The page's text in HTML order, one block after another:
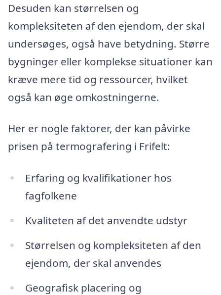
Desuden kan størrelsen og
kompleksiteten af den ejendom, der skal
undersøges, også have betydning. Større
bygninger eller komplekse situationer kan
kræve mere tid og ressourcer, hvilket
også kan øge omkostningerne.
Her er nogle faktorer, der kan påvirke
prisen på termografering i Frifelt:
Erfaring og kvalifikationer hos
fagfolkene
Kvaliteten af det anvendte udstyr
Størrelsen og kompleksiteten af den
ejendom, der skal anvendes
Geografisk placering og